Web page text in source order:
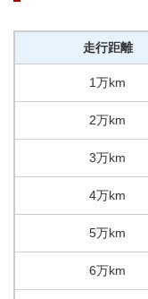
走行距離
1万km
2万km
3万km
4万km
5万km
6万km